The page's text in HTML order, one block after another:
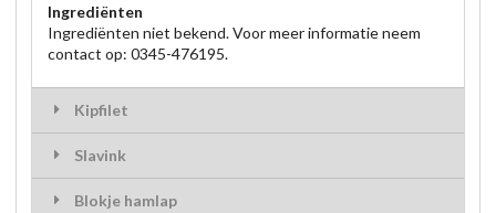
Ingrediënten
Ingrediënten niet bekend. Voor meer informatie neem
contact op: 0345-476195.
Kipfilet
Slavink
Blokje hamlap